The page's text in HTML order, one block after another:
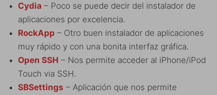
Cydia – Poco se puede decir del instalador de
aplicaciones por excelencia.
RockApp – Otro buen instalador de aplicaciones
muy rápido y con una bonita interfaz gráfica.
Open SSH – Nos permite acceder al iPhone/iPod
Touch via SSH.
SBSettings – Aplicación que nos permite